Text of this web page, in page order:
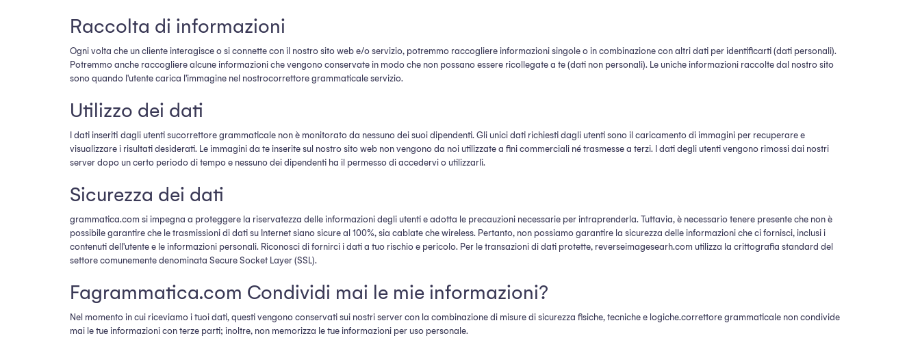
Raccolta di informazioni
Ogni volta che un cliente interagisce o si connette con il nostro sito web e/o servizio, potremmo raccogliere informazioni singole o in combinazione con altri dati per identificarti (dati personali).
Potremmo anche raccogliere alcune informazioni che vengono conservate in modo che non possano essere ricollegate a te (dati non personali). Le uniche informazioni raccolte dal nostro sito
sono quando l'utente carica l'immagine nel nostrocorrettore grammaticale servizio.
Utilizzo dei dati
I dati inseriti dagli utenti sucorrettore grammaticale non è monitorato da nessuno dei suoi dipendenti. Gli unici dati richiesti dagli utenti sono il caricamento di immagini per recuperare e
visualizzare i risultati desiderati. Le immagini da te inserite sul nostro sito web non vengono da noi utilizzate a fini commerciali né trasmesse a terzi. I dati degli utenti vengono rimossi dai nostri
server dopo un certo periodo di tempo e nessuno dei dipendenti ha il permesso di accedervi o utilizzarli.
Sicurezza dei dati
grammatica.com si impegna a proteggere la riservatezza delle informazioni degli utenti e adotta le precauzioni necessarie per intraprenderla. Tuttavia, è necessario tenere presente che non è
possibile garantire che le trasmissioni di dati su Internet siano sicure al 100%, sia cablate che wireless. Pertanto, non possiamo garantire la sicurezza delle informazioni che ci fornisci, inclusi i
contenuti dell'utente e le informazioni personali. Riconosci di fornirci i dati a tuo rischio e pericolo. Per le transazioni di dati protette, reverseimagesearh.com utilizza la crittografia standard del
settore comunemente denominata Secure Socket Layer (SSL).
Fagrammatica.com Condividi mai le mie informazioni?
Nel momento in cui riceviamo i tuoi dati, questi vengono conservati sui nostri server con la combinazione di misure di sicurezza fisiche, tecniche e logiche.correttore grammaticale non condivide
mai le tue informazioni con terze parti; inoltre, non memorizza le tue informazioni per uso personale.